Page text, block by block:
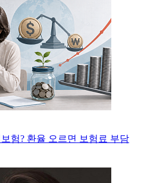
험? 환율 오르면 보험료 부담